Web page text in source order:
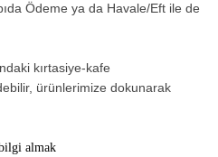
Ödeme ya da Havale/Eft ile de
kırtasiye-kafe
ürünlerimize dokunarak
almak